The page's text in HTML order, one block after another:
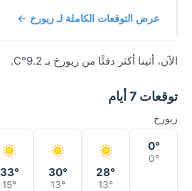
عرض التوقعات الكاملة لـ زيورخ ←
الآن، أثينا أكثر دفئًا من زيورخ بـ 9.2°C.
توقعات 7 أيام
زيورخ
0°
0°
28°
13°
30°
13°
33°
15°